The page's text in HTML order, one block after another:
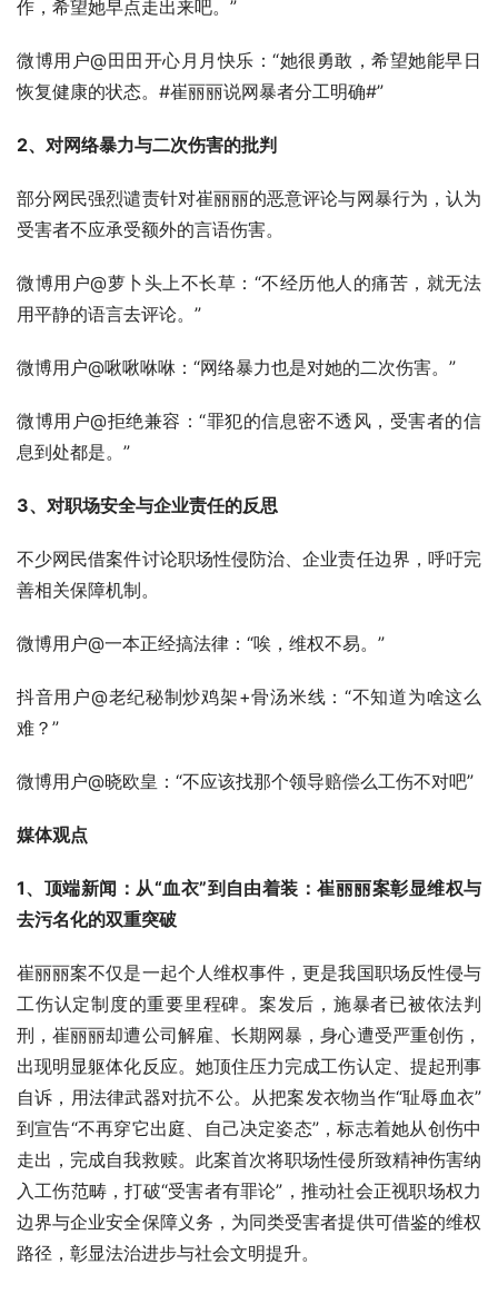
作，希望她早点走出来吧。”
微博用户@田田开心月月快乐：“她很勇敢，希望她能早日
恢复健康的状态。#崔丽丽说网暴者分工明确#”
2、对网络暴力与二次伤害的批判
部分网民强烈谴责针对崔丽丽的恶意评论与网暴行为，认为
受害者不应承受额外的言语伤害。
微博用户@萝卜头上不长草：“不经历他人的痛苦，就无法
用平静的语言去评论。”
微博用户@啾啾咻咻：“网络暴力也是对她的二次伤害。”
微博用户@拒绝兼容：“罪犯的信息密不透风，受害者的信
息到处都是。”
3、对职场安全与企业责任的反思
不少网民借案件讨论职场性侵防治、企业责任边界，呼吁完
善相关保障机制。
微博用户@一本正经搞法律：“唉，维权不易。”
抖音用户@老纪秘制炒鸡架+骨汤米线：“不知道为啥这么
难？”
微博用户@晓欧皇：“不应该找那个领导赔偿么工伤不对吧”
媒体观点
1、顶端新闻：从“血衣”到自由着装：崔丽丽案彰显维权与
去污名化的双重突破
崔丽丽案不仅是一起个人维权事件，更是我国职场反性侵与
工伤认定制度的重要里程碑。案发后，施暴者已被依法判
刑，崔丽丽却遭公司解雇、长期网暴，身心遭受严重创伤，
出现明显躯体化反应。她顶住压力完成工伤认定、提起刑事
自诉，用法律武器对抗不公。从把案发衣物当作“耻辱血衣”
到宣告“不再穿它出庭、自己决定姿态”，标志着她从创伤中
走出，完成自我救赎。此案首次将职场性侵所致精神伤害纳
入工伤范畴，打破“受害者有罪论”，推动社会正视职场权力
边界与企业安全保障义务，为同类受害者提供可借鉴的维权
路径，彰显法治进步与社会文明提升。